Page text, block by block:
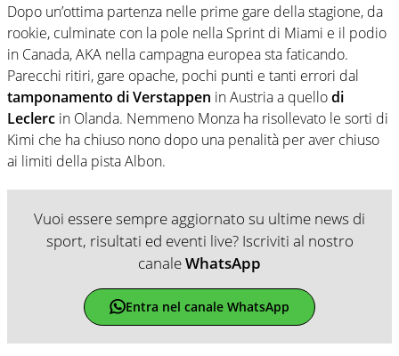
Dopo un’ottima partenza nelle prime gare della stagione, da
rookie, culminate con la pole nella Sprint di Miami e il podio
in Canada, AKA nella campagna europea sta faticando.
Parecchi ritiri, gare opache, pochi punti e tanti errori dal
tamponamento di Verstappen in Austria a quellodi
Leclerc in Olanda. Nemmeno Monza ha risollevato le sorti di
Kimi che ha chiuso nono dopo una penalità per aver chiuso
ai limiti della pista Albon.
Vuoi essere sempre aggiornato su ultime news di
sport, risultati ed eventi live? Iscriviti al nostro
canaleWhatsApp
Entra nel canale WhatsApp